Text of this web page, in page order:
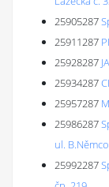
25905287
25911287
25928287
25934287
25957287
25986287
ul.
25992287